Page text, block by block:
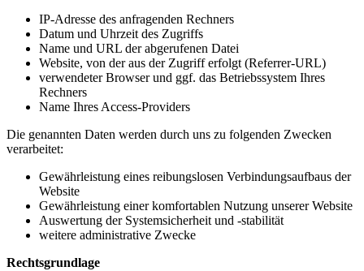
IP-Adresse des anfragenden Rechners
Datum und Uhrzeit des Zugriffs
Name und URL der abgerufenen Datei
Website, von der aus der Zugriff erfolgt (Referrer-URL)
verwendeter Browser und ggf. das Betriebssystem Ihres
Rechners
Name Ihres Access-Providers
Die genannten Daten werden durch uns zu folgenden Zwecken
verarbeitet:
Gewährleistung eines reibungslosen Verbindungsaufbaus der
Website
Gewährleistung einer komfortablen Nutzung unserer Website
Auswertung der Systemsicherheit und -stabilität
weitere administrative Zwecke
Rechtsgrundlage